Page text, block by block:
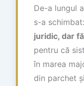
De-a lungul
s-a schimbat:
juridic, dar
pentru că
în marea
din parchet